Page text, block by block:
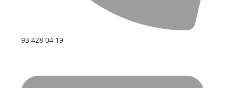
93 428 04 19